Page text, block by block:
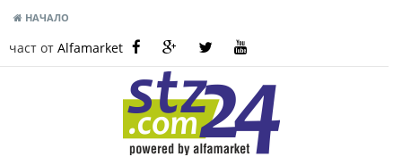
НАЧАЛО
част от Alfamarket